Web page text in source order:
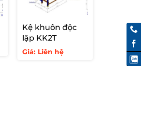
Kệ khuôn độc
lập KK2T
Giá: Liên hệ